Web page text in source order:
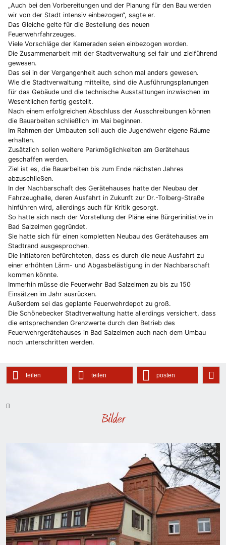
„Auch bei den Vorbereitungen und der Planung für den Bau werden
wir von der Stadt intensiv einbezogen“, sagte er.
Das Gleiche gelte für die Bestellung des neuen
Feuerwehrfahrzeuges.
Viele Vorschläge der Kameraden seien einbezogen worden.
Die Zusammenarbeit mit der Stadtverwaltung sei fair und zielführend
gewesen.
Das sei in der Vergangenheit auch schon mal anders gewesen.
Wie die Stadtverwaltung mitteilte, sind die Ausführungsplanungen
für das Gebäude und die technische Ausstattungen inzwischen im
Wesentlichen fertig gestellt.
Nach einem erfolgreichen Abschluss der Ausschreibungen können
die Bauarbeiten schließlich im Mai beginnen.
Im Rahmen der Umbauten soll auch die Jugendwehr eigene Räume
erhalten.
Zusätzlich sollen weitere Parkmöglichkeiten am Gerätehaus
geschaffen werden.
Ziel ist es, die Bauarbeiten bis zum Ende nächsten Jahres
abzuschließen.
In der Nachbarschaft des Gerätehauses hatte der Neubau der
Fahrzeughalle, deren Ausfahrt in Zukunft zur Dr.-Tolberg-Straße
hinführen wird, allerdings auch für Kritik gesorgt.
So hatte sich nach der Vorstellung der Pläne eine Bürgerinitiative in
Bad Salzelmen gegründet.
Sie hatte sich für einen kompletten Neubau des Gerätehauses am
Stadtrand ausgesprochen.
Die Initiatoren befürchteten, dass es durch die neue Ausfahrt zu
einer erhöhten Lärm- und Abgasbelästigung in der Nachbarschaft
kommen könnte.
Immerhin müsse die Feuerwehr Bad Salzelmen zu bis zu 150
Einsätzen im Jahr ausrücken.
Außerdem sei das geplante Feuerwehrdepot zu groß.
Die Schönebecker Stadtverwaltung hatte allerdings versichert, dass
die entsprechenden Grenzwerte durch den Betrieb des
Feuerwehrgerätehauses in Bad Salzelmen auch nach dem Umbau
noch unterschritten werden.
teilen teilen posten
Bilder